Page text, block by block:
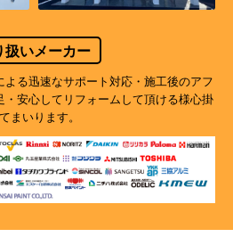
扱いメーカー
る迅速なサポート対応・施工後のアフ
・安心してリフォームして頂ける様心掛
まいります。